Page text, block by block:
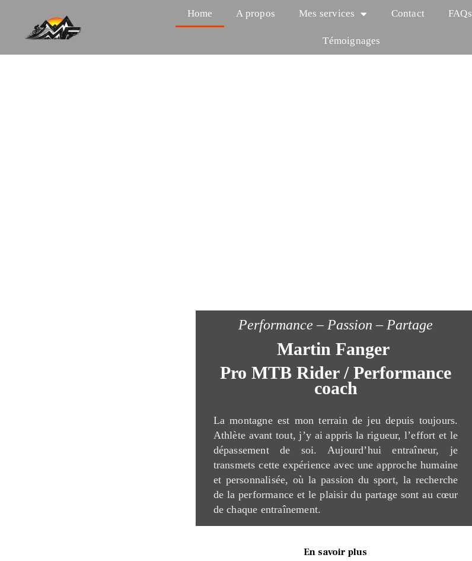
Home A propos Mes services Contact FAQs
Témoignages
Performance – Passion – Partage
Martin Fanger
Pro MTB Rider / Performance
coach
La montagne est mon terrain de jeu depuis toujours.
Athlète avant tout, j’y ai appris la rigueur, l’effort et le
dépassement de soi. Aujourd’hui entraîneur, je
transmets cette expérience avec une approche humaine
et personnalisée, où la passion du sport, la recherche
de la performance et le plaisir du partage sont au cœur
de chaque entraînement.
En savoir plus